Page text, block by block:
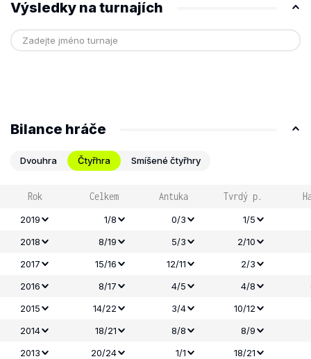
Výsledky na turnajích
Bilance hráče
Dvouhra Čtyřhra Smíšené čtyřhry
Rok Celkem Antuka Tvrdý p.
2019 1/8 0/3
1/5
2018
8/19 5/3
2/10
2017
15/16 12/11
2/3
2016
8/17 4/5 4/8
2015
14/22 3/4
10/12
2014
18/21 8/8 8/9
2013
20/24 1/1
18/21